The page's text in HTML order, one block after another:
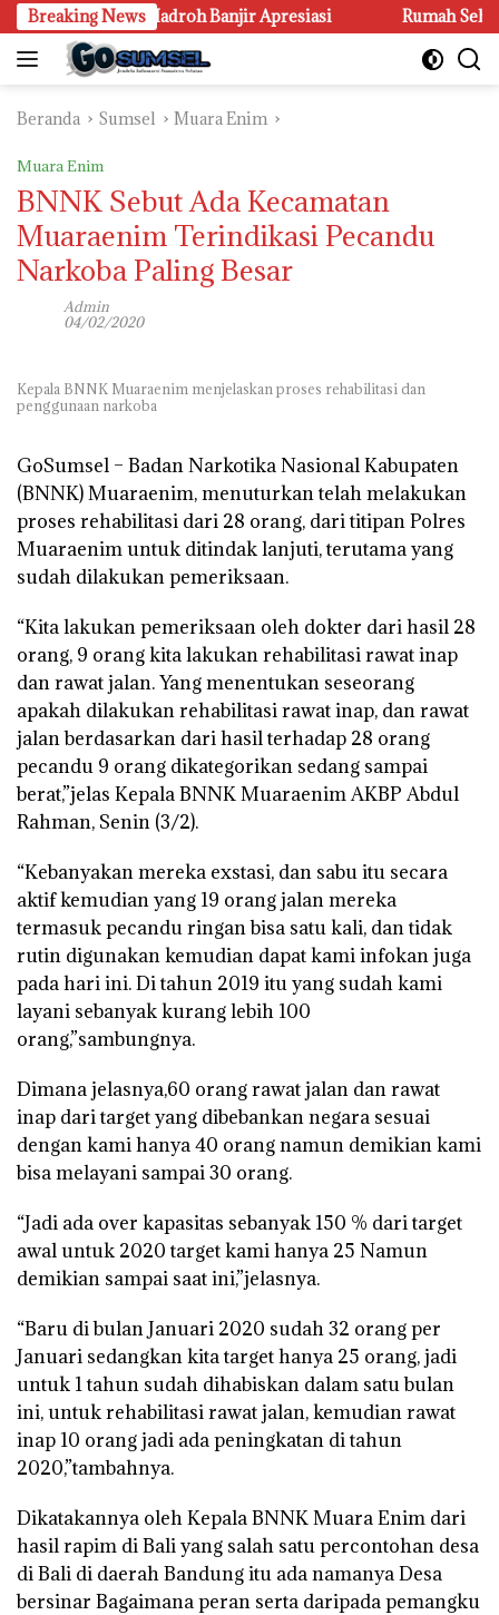
Langsung
ke
konten
Breaking News
Bahasa dan Hadroh Banjir Apresiasi Rumah Sehat
Beranda Sumsel Muara Enim
Muara Enim
BNNK Sebut Ada Kecamatan
Muaraenim Terindikasi Pecandu
Narkoba Paling Besar
Admin
04/02/2020
Kepala BNNK Muaraenim menjelaskan proses rehabilitasi dan
penggunaan narkoba
GoSumsel – Badan Narkotika Nasional Kabupaten
(BNNK) Muaraenim, menuturkan telah melakukan
proses rehabilitasi dari 28 orang, dari titipan Polres
Muaraenim untuk ditindak lanjuti, terutama yang
sudah dilakukan pemeriksaan.
“Kita lakukan pemeriksaan oleh dokter dari hasil 28
orang, 9 orang kita lakukan rehabilitasi rawat inap
dan rawat jalan. Yang menentukan seseorang
apakah dilakukan rehabilitasi rawat inap, dan rawat
jalan berdasarkan dari hasil terhadap 28 orang
pecandu 9 orang dikategorikan sedang sampai
berat,”jelas Kepala BNNK Muaraenim AKBP Abdul
Rahman, Senin (3/2).
“Kebanyakan mereka exstasi, dan sabu itu secara
aktif kemudian yang 19 orang jalan mereka
termasuk pecandu ringan bisa satu kali, dan tidak
rutin digunakan kemudian dapat kami infokan juga
pada hari ini. Di tahun 2019 itu yang sudah kami
layani sebanyak kurang lebih 100
orang,”sambungnya.
Dimana jelasnya,60 orang rawat jalan dan rawat
inap dari target yang dibebankan negara sesuai
dengan kami hanya 40 orang namun demikian kami
bisa melayani sampai 30 orang.
“Jadi ada over kapasitas sebanyak 150 % dari target
awal untuk 2020 target kami hanya 25 Namun
demikian sampai saat ini,”jelasnya.
“Baru di bulan Januari 2020 sudah 32 orang per
Januari sedangkan kita target hanya 25 orang, jadi
untuk 1 tahun sudah dihabiskan dalam satu bulan
ini, untuk rehabilitasi rawat jalan, kemudian rawat
inap 10 orang jadi ada peningkatan di tahun
2020,”tambahnya.
Dikatakannya oleh Kepala BNNK Muara Enim dari
hasil rapim di Bali yang salah satu percontohan desa
di Bali di daerah Bandung itu ada namanya Desa
bersinar Bagaimana peran serta daripada pemangku